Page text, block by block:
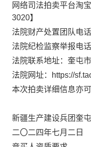
网络司法拍卖平台淘
3020】
法院财产处置团队电
法院纪检监察举报电
法院联系地址：奎屯
法院网址：https://
本次拍卖详细信息亦
新疆生产建设兵团奎
二〇二四年七月二日